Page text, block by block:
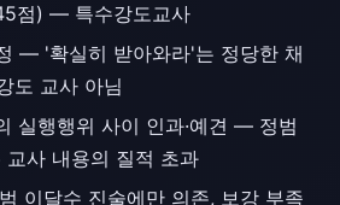
점) — 특수강도교사
— '확실히 받아와라'는 정당한 채
도 교사 아님
실행행위 사이 인과·예견 — 정범
사 내용의 질적 초과
이달수 진술에만 의존, 보강 부족